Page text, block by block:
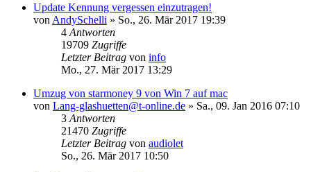
Update Kennung vergessen einzutragen!
von AndySchelli » So., 26. Mär 2017 19:39
4 Antworten
19709 Zugriffe
Letzter Beitrag von info
Mo., 27. Mär 2017 13:29
Umzug von starmoney 9 von Win 7 auf mac
von Lang-glashuetten@t-online.de » Sa., 09. Jan 2016 07:10
3 Antworten
21470 Zugriffe
Letzter Beitrag von audiolet
So., 26. Mär 2017 10:50